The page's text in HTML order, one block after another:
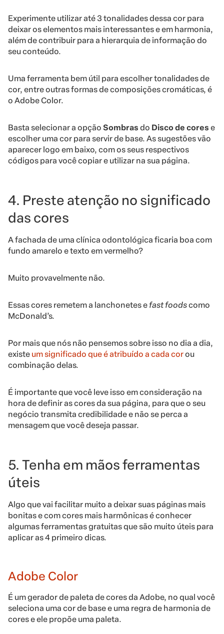
Experimente utilizar até 3 tonalidades dessa cor para
deixar os elementos mais interessantes e em harmonia,
além de contribuir para a hierarquia de informação do
seu conteúdo.
Uma ferramenta bem útil para escolher tonalidades de
cor, entre outras formas de composições cromáticas, é
o Adobe Color.
Basta selecionar a opção Sombras do Disco de cores e
escolher uma cor para servir de base. As sugestões vão
aparecer logo em baixo, com os seus respectivos
códigos para você copiar e utilizar na sua página.
4. Preste atenção no significado
das cores
A fachada de uma clínica odontológica ficaria boa com
fundo amarelo e texto em vermelho?
Muito provavelmente não.
Essas cores remetem a lanchonetes efast foodscomo
McDonald’s.
Por mais que nós não pensemos sobre isso no dia a dia,
existe um significado que é atribuído a cada corou
combinação delas.
É importante que você leve isso em consideração na
hora de definir as cores da sua página, para que o seu
negócio transmita credibilidade e não se perca a
mensagem que você deseja passar.
5. Tenha em mãos ferramentas
úteis
Algo que vai facilitar muito a deixar suas páginas mais
bonitas e com cores mais harmônicas é conhecer
algumas ferramentas gratuitas que são muito úteis para
aplicar as 4 primeiro dicas.
Adobe Color
É um gerador de paleta de cores da Adobe, no qual você
seleciona uma cor de base e uma regra de harmonia de
cores e ele propõe uma paleta.